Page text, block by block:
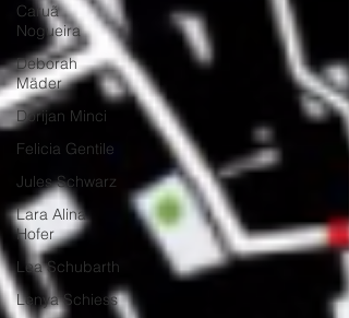
Caruã
Nogueira
Deborah
Mäder
Dorijan Minci
Felicia Gentile
Jules Schwarz
Lara Alina
Hofer
Lea Schubarth
Lenya Schiess